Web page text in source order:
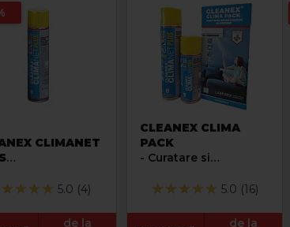
CLIMANET
pentru
conditionat
5.0 (4)
de la
CLEANEX CLIMA
PACK
- Curatare si
conditionat
5.0 (16)
de la